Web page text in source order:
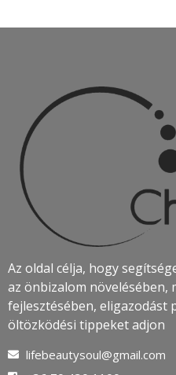
Az oldal célja, hogy
az önbizalom növelésében,
fejlesztésében, eligazodást
öltözködési tippeket adjon
lifebeautysoul@gmail.com